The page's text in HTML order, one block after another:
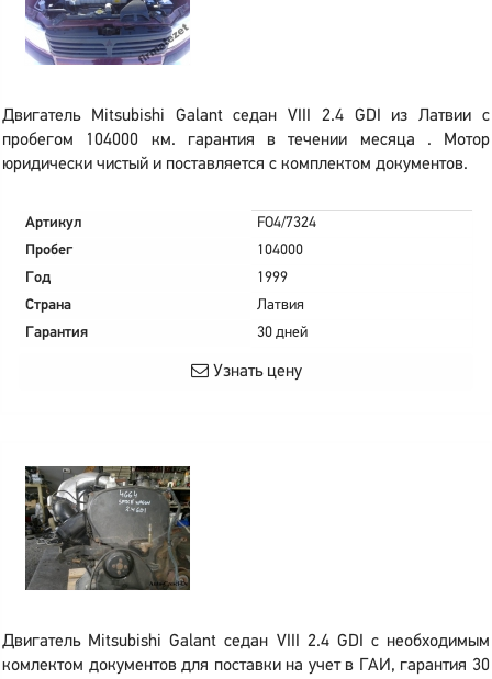
Двигатель Mitsubishi Galant седан VIII 2.4 GDI из Латвии с
пробегом 104000 км. гарантия в течении месяца . Мотор
юридически чистый и поставляется с комплектом документов.
Артикул
FO4/7324
Пробег
104000
Год
1999
Страна
Латвия
Гарантия
30 дней
Узнать цену
Двигатель Mitsubishi Galant седан VIII 2.4 GDI с необходимым
комлектом документов для поставки на учет в ГАИ, гарантия 30